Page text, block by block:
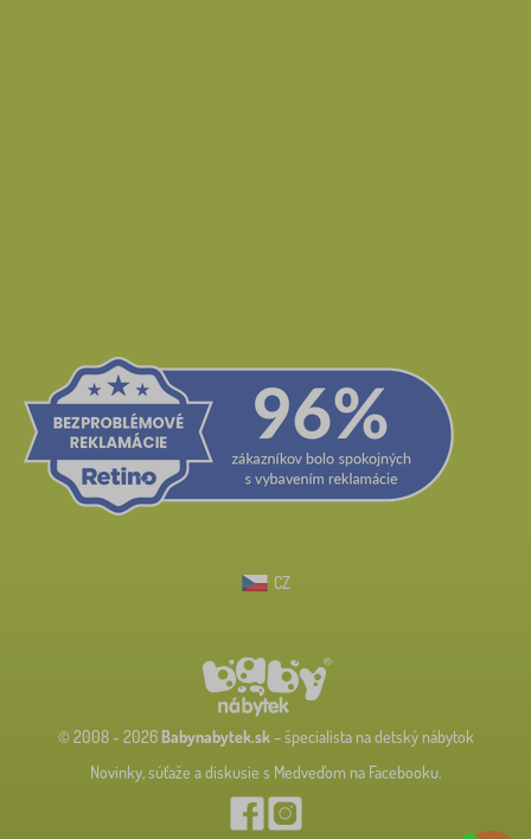
CZ
© 2008 - 2026 Babynabytek.sk– špecialista na detský nábytok
Novinky, súťaže a diskusie s Medveďom na Facebooku.